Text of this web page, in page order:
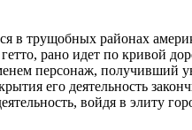
в трущобных районах
рано идет по кривой
персонаж, получивший
его деятельность
войдя в элиту